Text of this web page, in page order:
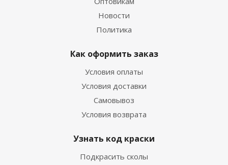
Новости
Политика
Как оформить заказ
Условия оплаты
Условия доставки
Самовывоз
Условия возврата
Узнать код краски
Подкрасить сколы